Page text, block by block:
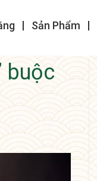
Sản Phẩm
buộc